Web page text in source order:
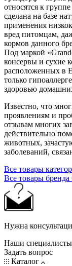
относятся к
сделана на базе
применения
вред питомцам,
кормов данного
Под маркой
консервы и сухие
расположенных в
только
здоровью
Известно, что
проявлениям и
отзывам многих
действительно
животных,
заболеваний,
Все товары
Все товары бренда
Нужна
Наши
Задать вопрос
Каталог